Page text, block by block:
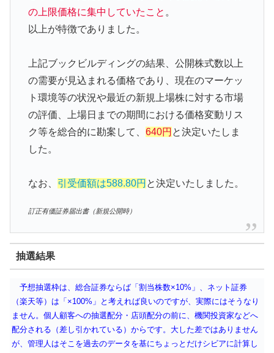
の上限価格に集中していたこと 。
以上が特徴でありました。
上記ブックビルディングの結果、公開株式数以上
の需要が見込まれる価格であり、現在のマーケッ
ト環境等の状況や最近の新規上場株に対する市場
の評価、上場日までの期間における価格変動リス
ク等を総合的に勘案して、 640円 と決定いたしま
した。
なお、 引受価額は588.80円 と決定いたしました。
訂正有価証券届出書（新規公開時）
抽選結果
予想抽選枠は、総合証券ならば「割当株数×10%」、ネット証券
（楽天等）は「×100%」と考えれば良いのですが、実際にはそうなり
ません。個人顧客への抽選配分・店頭配分の前に、機関投資家などへ
配分される（差し引かれている）からです。大した差ではありません
が、管理人はそこを過去のデータを基にちょっとだけシビアに計算し